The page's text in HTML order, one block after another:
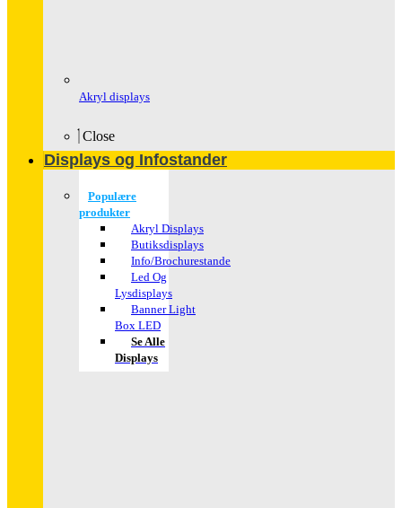
Akryl displays
Close
Displays og Infostander
Populære
produkter
Akryl Displays
Butiksdisplays
Info/Brochurestande
Led Og
Lysdisplays
Banner Light
Box LED
Se Alle
Displays